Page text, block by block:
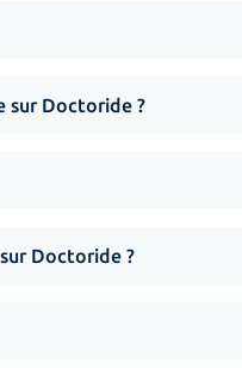
sur Doctoride ?
Doctoride ?